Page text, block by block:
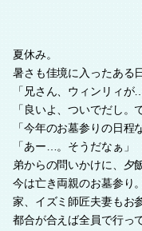
夏休み。
暑さも佳境に入ったある日
「兄さん、ウィンリィが
「良いよ、ついでだし。
「今年のお墓参りの日程
「あー…。そうだなぁ」
弟からの問いかけに、夕
今は亡き両親のお墓参り
家、イズミ師匠夫妻もお
都合が合えば全員で行っ